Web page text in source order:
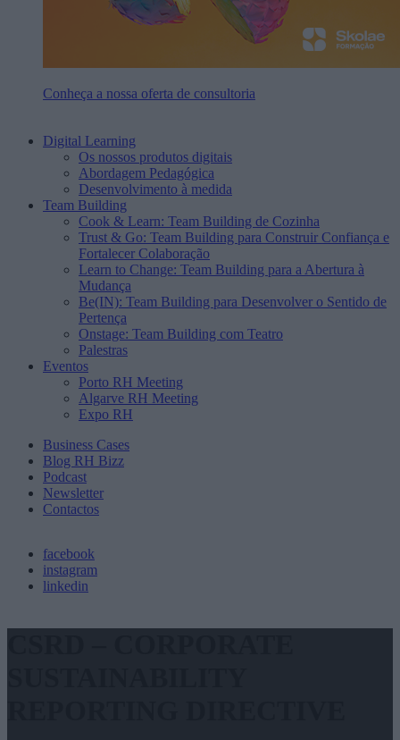
Conheça a nossa oferta de consultoria
Digital Learning
Os nossos produtos digitais
Abordagem Pedagógica
Desenvolvimento à medida
Team Building
Cook & Learn: Team Building de Cozinha
Trust & Go: Team Building para Construir Confiança e
Fortalecer Colaboração
Learn to Change: Team Building para a Abertura à
Mudança
Be(IN): Team Building para Desenvolver o Sentido de
Pertença
Onstage: Team Building com Teatro
Palestras
Eventos
Porto RH Meeting
Algarve RH Meeting
Expo RH
Business Cases
Blog RH Bizz
Podcast
Newsletter
Contactos
facebook
instagram
linkedin